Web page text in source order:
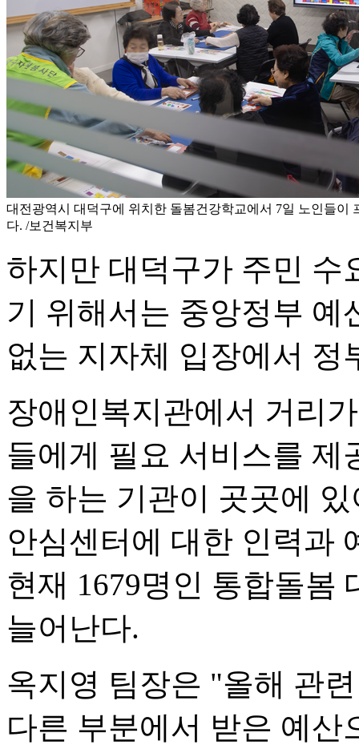
대전광역시 대덕구에 위치한 돌봄건강학교에서 7일 노인들이
다. /보건복지부
하지만 대덕구가 주민 수
기 위해서는 중앙정부 예
없는 지자체 입장에서 정
장애인복지관에서 거리
들에게 필요 서비스를 제
을 하는 기관이 곳곳에
안심센터에 대한 인력과
현재 1679명인 통합돌봄
늘어난다.
옥지영 팀장은 "올해 관
다른 부분에서 받은 예산